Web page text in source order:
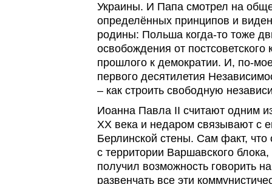
Украины. И Папа смотрел на
определённых принципов и
родины: Польша когда-то тоже
освобождения от постсоветского
прошлого к демократии. И, по-
первого десятилетия
– как строить свободную
Иоанна Павла II считают одним
ХХ века и недаром связывают с
Берлинской стены. Сам факт,
с территории Варшавского
получил возможность говорить
развенчать все эти